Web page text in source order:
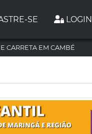
SE LOGIN
CARRETA EM CAMBÉ